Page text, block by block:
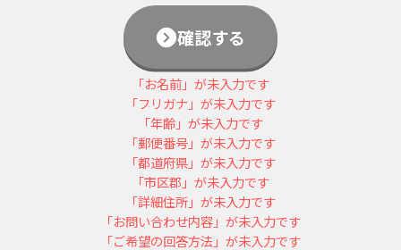
確認する
「お名前」が未入力です
「フリガナ」が未入力です
「年齢」が未入力です
「郵便番号」が未入力です
「都道府県」が未入力です
「市区郡」が未入力です
「詳細住所」が未入力です
「お問い合わせ内容」が未入力です
「ご希望の回答方法」が未入力です